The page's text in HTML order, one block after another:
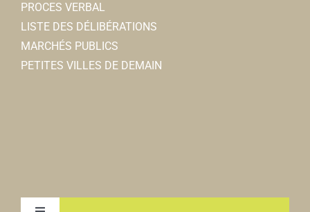
PROCES VERBAL
LISTE DES DÉLIBÉRATIONS
MARCHÉS PUBLICS
PETITES VILLES DE DEMAIN